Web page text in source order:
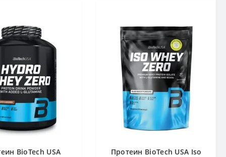
BioTech USA
Протеин BioTech USA Iso